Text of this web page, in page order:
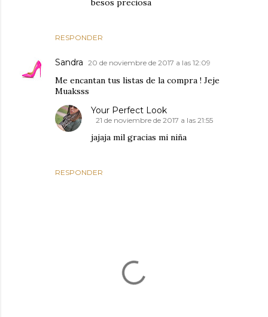
RESPONDER
besos preciosa
Sandra 20 de noviembre de 2017 a las 12:09
Me encantan tus listas de la compra ! Jeje
Muaksss
RESPONDER
Your Perfect Look
21 de noviembre de 2017 a las 21:55
jajaja mil gracias mi niña